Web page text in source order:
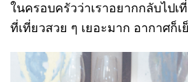
ในครอบครัวว่าเราอยากกลับไปเ
ที่เที่ยวสวย ๆ เยอะมาก อากาศก็เ